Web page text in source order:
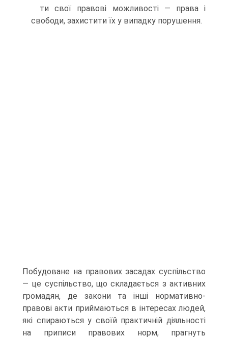
ти свої правові можливості — права і
свободи, захистити їх у випадку порушення.
Побудоване на правових засадах суспільство
— це суспільство, що складається з активних
громадян, де закони та інші нормативно-
правові акти приймаються в інтересах людей,
які спираються у своїй практичній діяльності
на приписи правових норм, прагнуть